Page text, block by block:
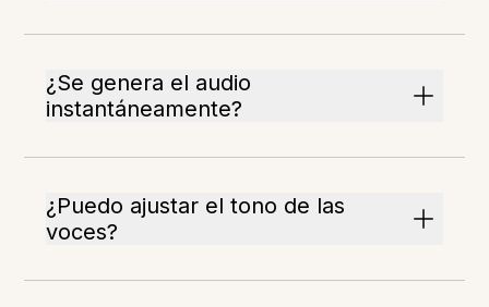
¿Se genera el audio
instantáneamente?
¿Puedo ajustar el tono de las
voces?